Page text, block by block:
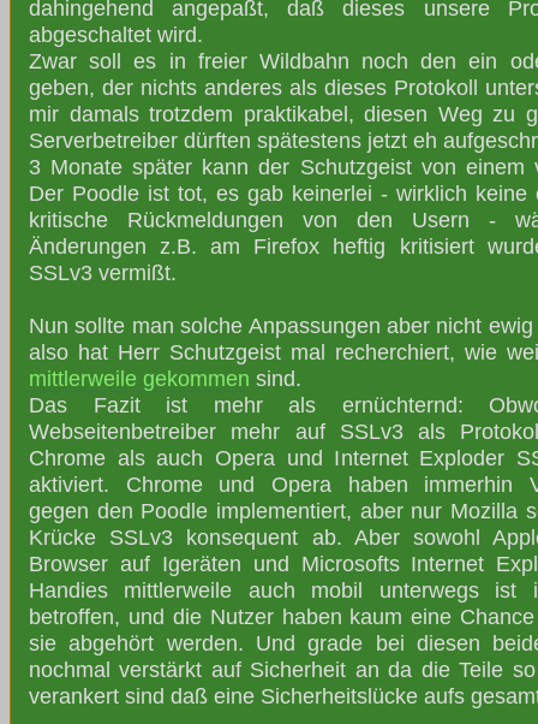
dahingehend angepaßt, daß dieses unsere
abgeschaltet wird.
Zwar soll es in freier Wildbahn noch den ein
geben, der nichts anderes als dieses Protokoll
mir damals trotzdem praktikabel, diesen Weg zu
Serverbetreiber dürften spätestens jetzt eh
3 Monate später kann der Schutzgeist von einem
Der Poodle ist tot, es gab keinerlei - wirklich keine
kritische Rückmeldungen von den Usern -
Änderungen z.B. am Firefox heftig kritisiert
SSLv3 vermißt.
Nun sollte man solche Anpassungen aber nicht
also hat Herr Schutzgeist mal recherchiert, wie
mittlerweile gekommen sind.
Das Fazit ist mehr als ernüchternd:
Webseitenbetreiber mehr auf SSLv3 als
Chrome als auch Opera und Internet Exploder
aktiviert. Chrome und Opera haben immerhin
gegen den Poodle implementiert, aber nur Mozilla
Krücke SSLv3 konsequent ab. Aber sowohl
Browser auf Igeräten und Microsofts Internet
Handies mittlerweile auch mobil unterwegs ist
betroffen, und die Nutzer haben kaum eine
sie abgehört werden. Und grade bei diesen
nochmal verstärkt auf Sicherheit an da die Teile
verankert sind daß eine Sicherheitslücke aufs